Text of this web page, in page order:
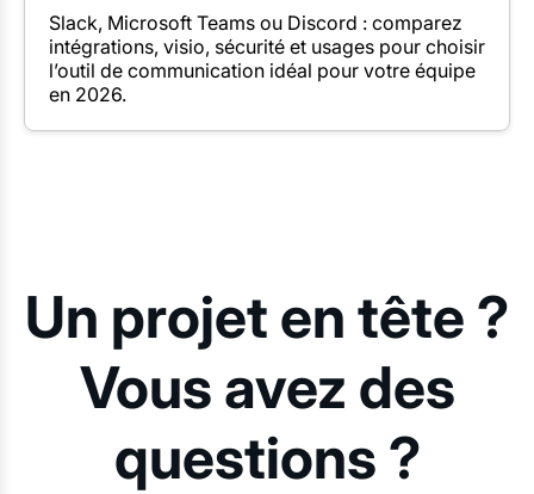
Slack, Microsoft Teams ou Discord : comparez
intégrations, visio, sécurité et usages pour choisir
l’outil de communication idéal pour votre équipe
en 2026.
Un projet en tête ?
Vous avez des
questions ?